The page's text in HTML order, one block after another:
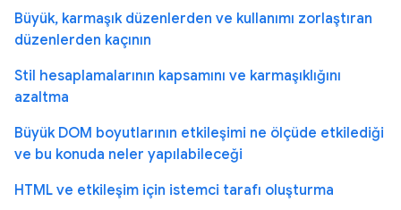
Büyük, karmaşık düzenlerden ve kullanımı zorlaştıran
düzenlerden kaçının
Stil hesaplamalarının kapsamını ve karmaşıklığını
azaltma
Büyük DOM boyutlarının etkileşimi ne ölçüde etkilediği
ve bu konuda neler yapılabileceği
HTML ve etkileşim için istemci tarafı oluşturma